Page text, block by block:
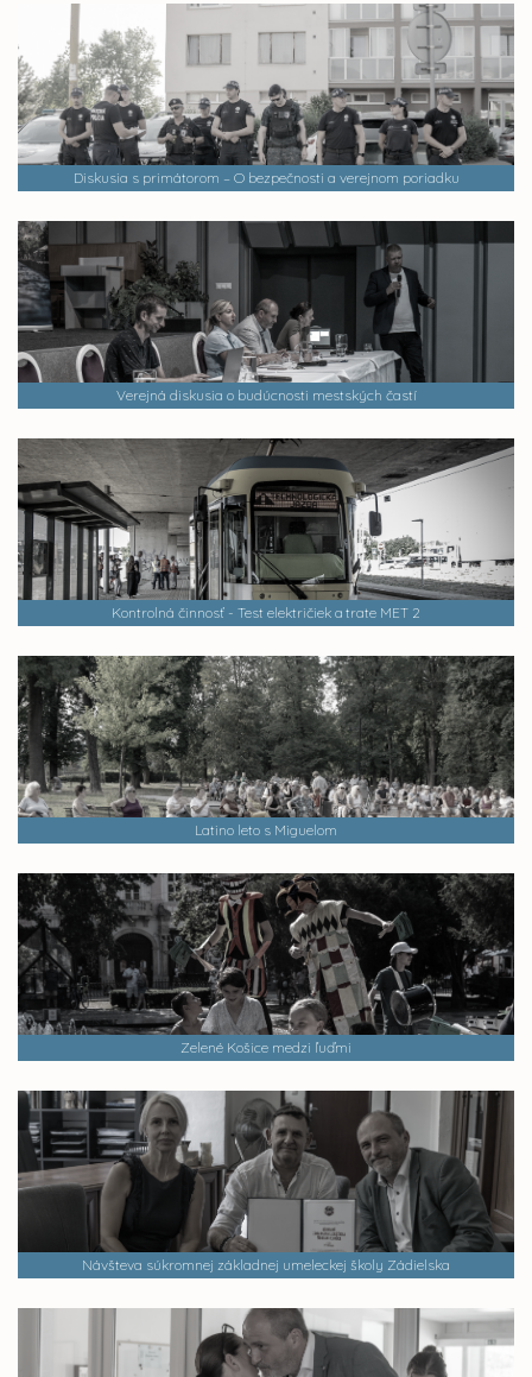
Diskusia s primátorom – O bezpečnosti a verejnom poriadku
Verejná diskusia o budúcnosti mestských častí
Kontrolná činnosť - Test električiek a trate MET 2
Latino leto s Miguelom
Zelené Košice medzi ľuďmi
Návšteva súkromnej základnej umeleckej školy Zádielska